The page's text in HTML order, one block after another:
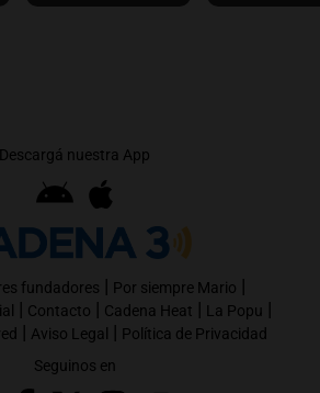
Descargá nuestra App
fundadores | Por siempre Mario |
| Contacto | Cadena Heat | La Popu |
| Aviso Legal | Política de Privacidad
Seguinos en